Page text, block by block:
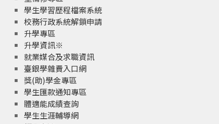
學生學習歷程檔案系統
校務行政系統解鎖申請
升學專區
升學資訊※
就業媒合及求職資訊
臺銀學雜費入口網
獎(助)學金專區
學生匯款通知專區
體適能成績查詢
學生生涯輔導網